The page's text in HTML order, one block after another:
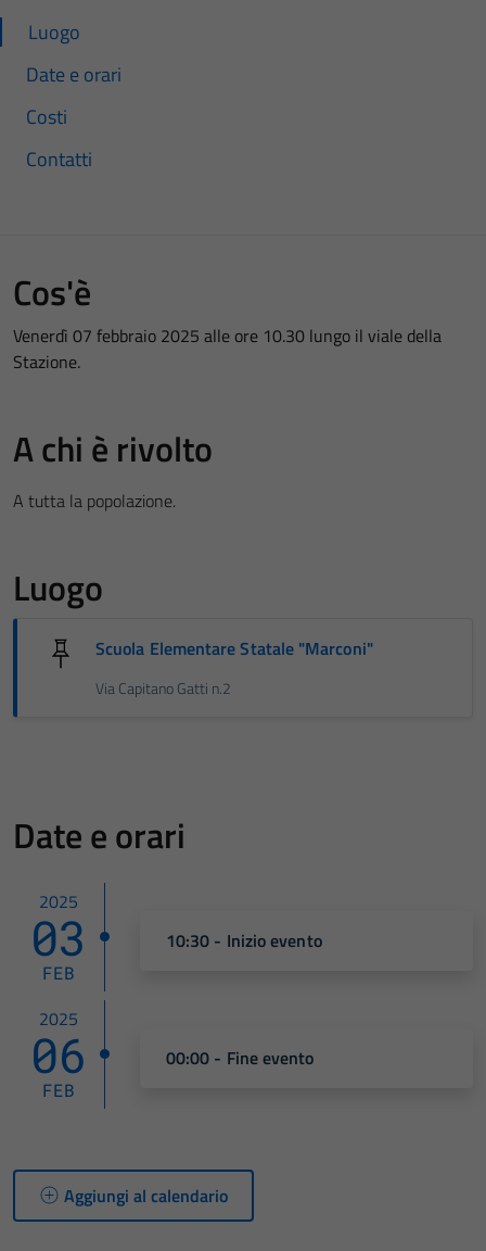
Luogo
Date e orari
Costi
Contatti
Cos'è
Venerdì 07 febbraio 2025 alle ore 10.30 lungo il viale della
Stazione.
A chi è rivolto
A tutta la popolazione.
Luogo
Scuola Elementare Statale "Marconi"
Via Capitano Gatti n.2
Date e orari
2025
03
FEB
10:30 - Inizio evento
2025
06
FEB
00:00 - Fine evento
Aggiungi al calendario